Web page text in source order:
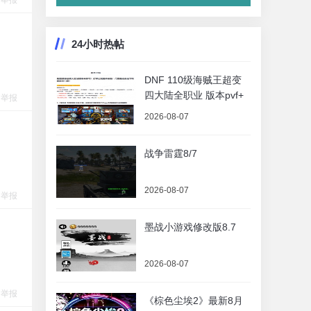
举报
举报
举报
24小时热帖
DNF 110级海贼王超变
四大陆全职业 版本pvf+
2026-08-07
战争雷霆8/7
2026-08-07
墨战小游戏修改版8.7
2026-08-07
《棕色尘埃2》最新8月